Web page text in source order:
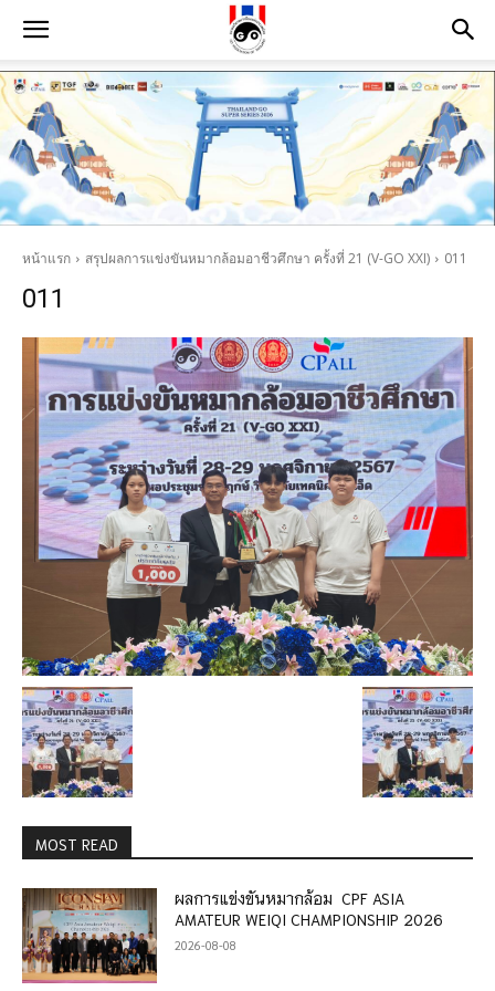
หน้าแรก สรุปผลการแข่งขันหมากล้อมอาชีวศึกษา ครั้งที่ 21 (V-GO XXI) 011
011
MOST READ
ผลการแข่งขันหมากล้อม CPF ASIA
AMATEUR WEIQI CHAMPIONSHIP 2026
2026-08-08